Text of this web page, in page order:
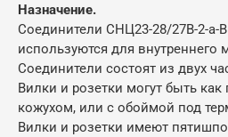
Назначение.
Соединители СНЦ23-28/27В-2-а-
используются для
Соединители состоят из двух
Вилки и розетки могут быть
кожухом, или с обоймой под
Вилки и розетки имеют